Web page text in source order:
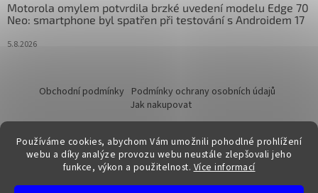
Používáme cookies, abychom Vám umožnili pohodlné prohlížení
webu a díky analýze provozu webu neustále zlepšovali jeho
funkce, výkon a použitelnost. Více informací
Motorola omylem potvrdila brzké uvedení modelu Edge 70
Neo: smartphone byl spatřen při testování s Androidem 17
5.8.2026
Obchodní podmínky Podmínky ochrany osobních údajů
Jak nakupovat
Vytvořil Shoptet